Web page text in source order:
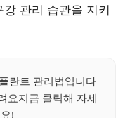
관리 습관을 지키
란트 관리법입니다
요지금 클릭해 자세
!